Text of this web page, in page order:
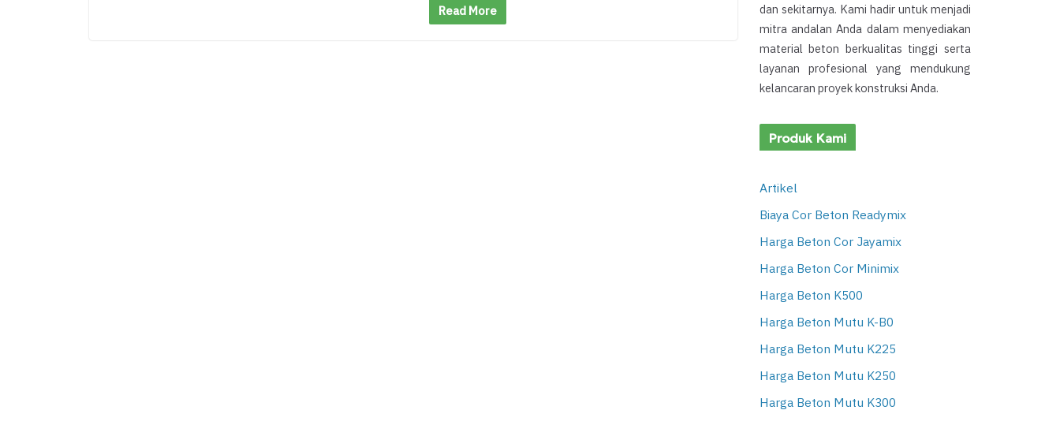
Read More
dan sekitarnya. Kami hadir untuk menjadi
mitra andalan Anda dalam menyediakan
material beton berkualitas tinggi serta
layanan profesional yang mendukung
kelancaran proyek konstruksi Anda.
Produk Kami
Artikel
Biaya Cor Beton Readymix
Harga Beton Cor Jayamix
Harga Beton Cor Minimix
Harga Beton K500
Harga Beton Mutu K-B0
Harga Beton Mutu K225
Harga Beton Mutu K250
Harga Beton Mutu K300